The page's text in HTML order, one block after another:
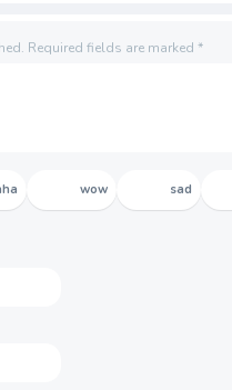
Required fields are marked*
wow sad